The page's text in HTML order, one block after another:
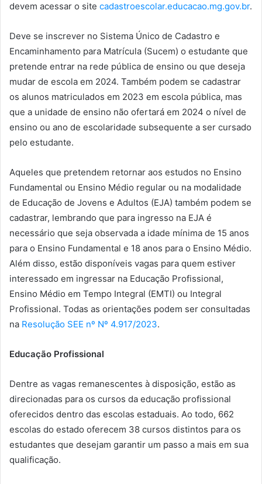
devem acessar o site cadastroescolar.educacao.mg.gov.br.
Deve se inscrever no Sistema Único de Cadastro e
Encaminhamento para Matrícula (Sucem) o estudante que
pretende entrar na rede pública de ensino ou que deseja
mudar de escola em 2024. Também podem se cadastrar
os alunos matriculados em 2023 em escola pública, mas
que a unidade de ensino não ofertará em 2024 o nível de
ensino ou ano de escolaridade subsequente a ser cursado
pelo estudante.
Aqueles que pretendem retornar aos estudos no Ensino
Fundamental ou Ensino Médio regular ou na modalidade
de Educação de Jovens e Adultos (EJA) também podem se
cadastrar, lembrando que para ingresso na EJA é
necessário que seja observada a idade mínima de 15 anos
para o Ensino Fundamental e 18 anos para o Ensino Médio.
Além disso, estão disponíveis vagas para quem estiver
interessado em ingressar na Educação Profissional,
Ensino Médio em Tempo Integral (EMTI) ou Integral
Profissional. Todas as orientações podem ser consultadas
na Resolução SEE nº Nº 4.917/2023.
Educação Profissional
Dentre as vagas remanescentes à disposição, estão as
direcionadas para os cursos da educação profissional
oferecidos dentro das escolas estaduais. Ao todo, 662
escolas do estado oferecem 38 cursos distintos para os
estudantes que desejam garantir um passo a mais em sua
qualificação.